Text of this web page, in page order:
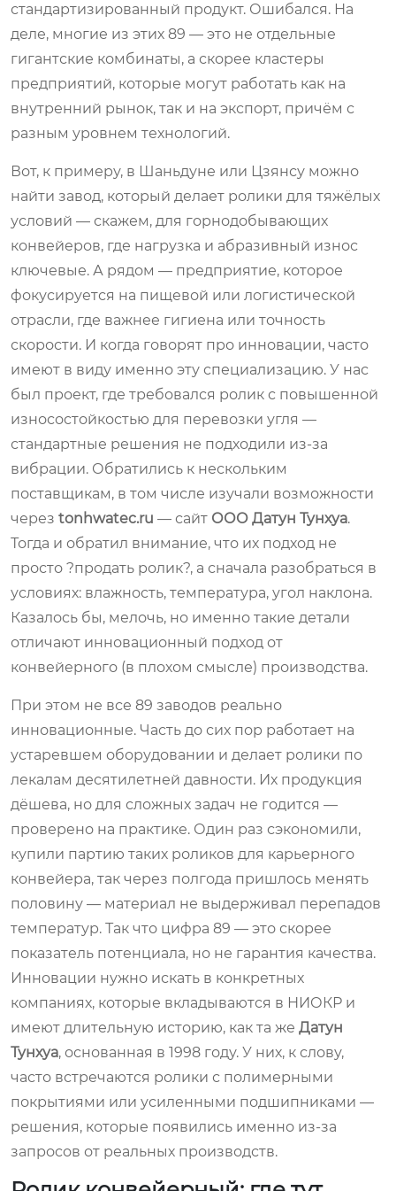
стандартизированный продукт. Ошибался. На
деле, многие из этих 89 — это не отдельные
гигантские комбинаты, а скорее кластеры
предприятий, которые могут работать как на
внутренний рынок, так и на экспорт, причём с
разным уровнем технологий.
Вот, к примеру, в Шаньдуне или Цзянсу можно
найти завод, который делает ролики для тяжёлых
условий — скажем, для горнодобывающих
конвейеров, где нагрузка и абразивный износ
ключевые. А рядом — предприятие, которое
фокусируется на пищевой или логистической
отрасли, где важнее гигиена или точность
скорости. И когда говорят про инновации, часто
имеют в виду именно эту специализацию. У нас
был проект, где требовался ролик с повышенной
износостойкостью для перевозки угля —
стандартные решения не подходили из-за
вибрации. Обратились к нескольким
поставщикам, в том числе изучали возможности
через tonhwatec.ru — сайт ООО Датун Тунхуа.
Тогда и обратил внимание, что их подход не
просто ?продать ролик?, а сначала разобраться в
условиях: влажность, температура, угол наклона.
Казалось бы, мелочь, но именно такие детали
отличают инновационный подход от
конвейерного (в плохом смысле) производства.
При этом не все 89 заводов реально
инновационные. Часть до сих пор работает на
устаревшем оборудовании и делает ролики по
лекалам десятилетней давности. Их продукция
дёшева, но для сложных задач не годится —
проверено на практике. Один раз сэкономили,
купили партию таких роликов для карьерного
конвейера, так через полгода пришлось менять
половину — материал не выдерживал перепадов
температур. Так что цифра 89 — это скорее
показатель потенциала, но не гарантия качества.
Инновации нужно искать в конкретных
компаниях, которые вкладываются в НИОКР и
имеют длительную историю, как та же Датун
Тунхуа, основанная в 1998 году. У них, к слову,
часто встречаются ролики с полимерными
покрытиями или усиленными подшипниками —
решения, которые появились именно из-за
запросов от реальных производств.